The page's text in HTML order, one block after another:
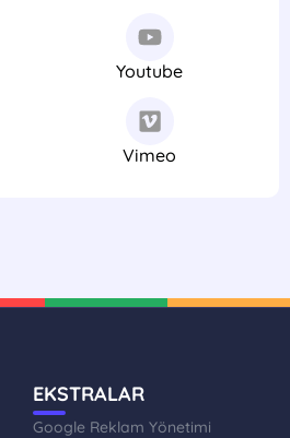
Youtube
Vimeo
EKSTRALAR
Google Reklam Yönetimi